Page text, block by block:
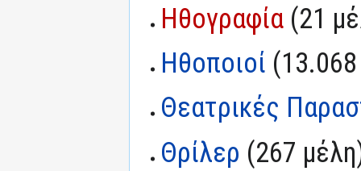
Ηθογραφία (21
Ηθοποιοί
Θεατρικές
Θρίλερ (267